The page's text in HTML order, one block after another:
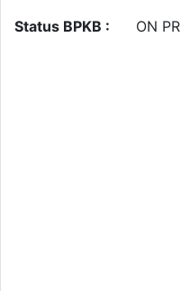
Status BPKB :
ON